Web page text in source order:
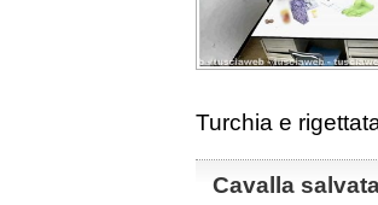
Turchia e
Cavalla